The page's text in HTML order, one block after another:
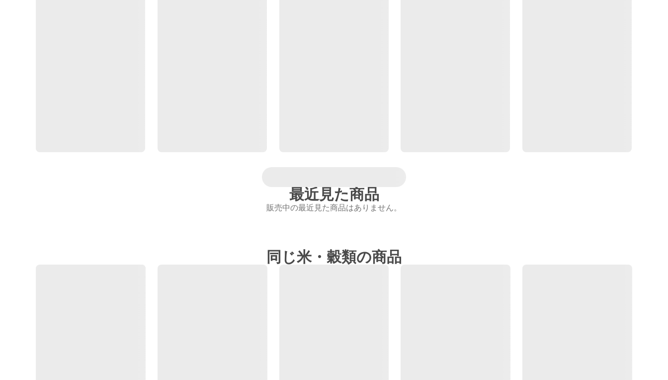
最近見た商品
販売中の最近見た商品はありません。
同じ米・穀類の商品